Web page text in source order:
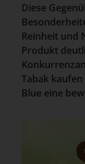
Diese
Reinheit und
Produkt
Tabak
Blue eine